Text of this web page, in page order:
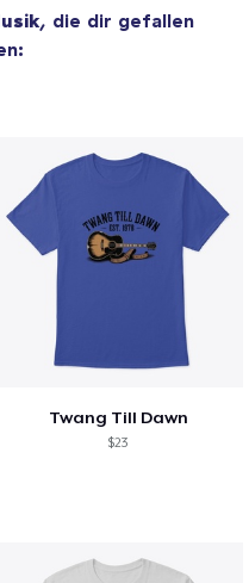
, die dir gefallen
Twang Till Dawn
$23